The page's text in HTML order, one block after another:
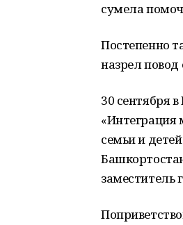
сумела
Постепенно
назрел повод
30 сентября
«Интеграция
семьи и
заместитель